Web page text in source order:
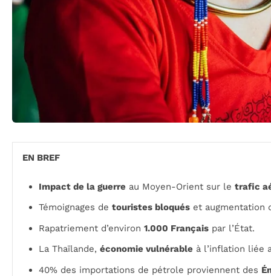
EN BREF
Impact de la guerre au Moyen-Orient sur le trafic
Témoignages de touristes bloqués et augmentation
Rapatriement d’environ 1.000 Français par l’État.
La Thaïlande, économie vulnérable à l’inflation liée
40% des importations de pétrole proviennent des